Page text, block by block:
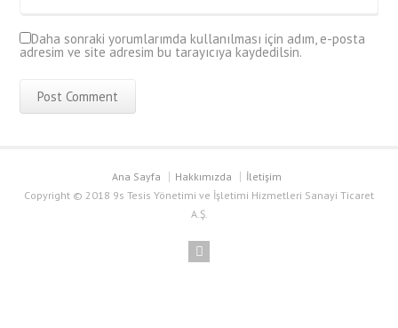
Daha sonraki yorumlarımda kullanılması için adım, e-posta
adresim ve site adresim bu tarayıcıya kaydedilsin.
Ana Sayfa Hakkımızda
İletişim
Copyright © 2018 9s Tesis Yönetimi ve İşletimi Hizmetleri Sanayi Ticaret
A.Ş.